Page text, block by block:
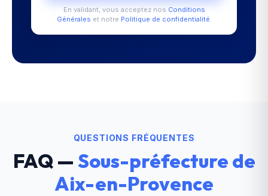
En validant, vous acceptez nos Conditions
Générales et notre Politique de confidentialité.
QUESTIONS FRÉQUENTES
FAQ — Sous-préfecture de
Aix-en-Provence